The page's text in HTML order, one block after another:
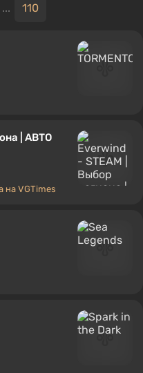
... 110
| АВТО
на VGTimes